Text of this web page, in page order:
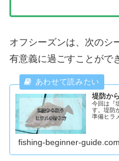
オフシーズンは、次のシ
有意義に過ごすことがで
堤防か
今回は『
す。堤防
準備ヒラ
fishing-beginner-guide.com